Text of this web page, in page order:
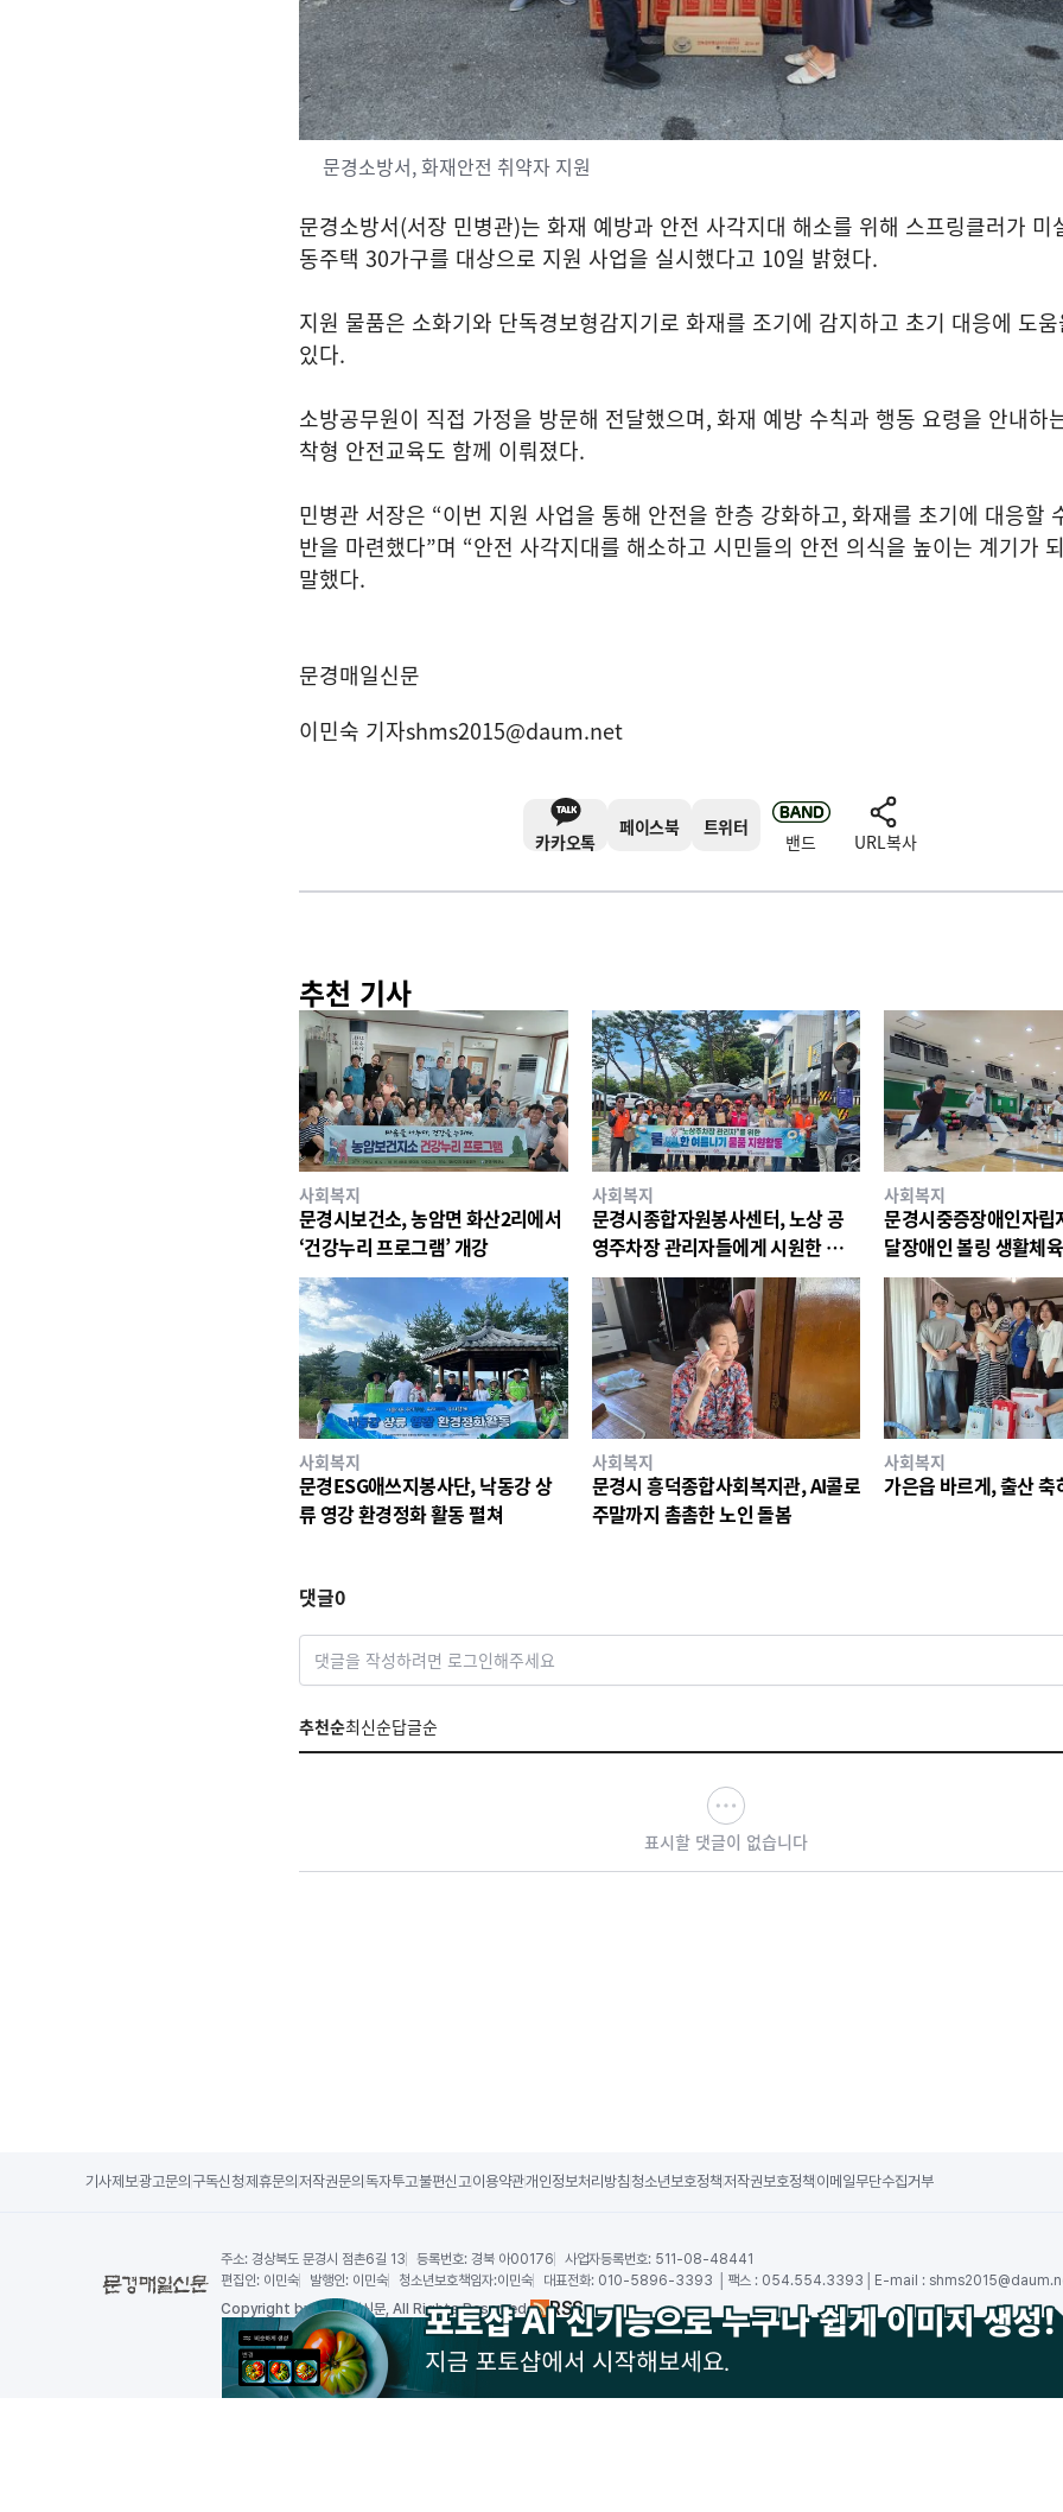
문경소방서, 화재안전 취약자 지원
문경소방서(서장 민병관)는 화재 예방과 안전 사각지대 해소를 위해 스프링클러가 미
동주택 30가구를 대상으로 지원 사업을 실시했다고 10일 밝혔다.
지원 물품은 소화기와 단독경보형감지기로 화재를 조기에 감지하고 초기 대응에 도
있다.
소방공무원이 직접 가정을 방문해 전달했으며,화재 예방 수칙과 행동 요령을 안내하
착형 안전교육도 함께 이뤄졌다.
민병관 서장은 “이번 지원 사업을 통해 안전을 한층 강화하고,화재를 초기에 대응할
반을 마련했다”며 “안전 사각지대를 해소하고 시민들의 안전 의식을 높이는 계기가
말했다.
문경매일신문
이민숙 기자shms2015@daum.net
카카오톡
페이스북 트위터
밴드 URL복사
추천 기사
사회복지
문경시보건소, 농암면 화산2리에서
‘건강누리 프로그램’ 개강
사회복지
문경시종합자원봉사센터, 노상 공
영주차장 관리자들에게 시원한 물품
지원
사회복지
문경시중증장애인자립
달장애인 볼링 생활체
사회복지
문경ESG애쓰지봉사단, 낙동강 상
류 영강 환경정화 활동 펼쳐
사회복지
문경시 흥덕종합사회복지관, AI콜로
주말까지 촘촘한 노인 돌봄
사회복지
가은읍 바르게, 출산 축
댓글0
댓글을 작성하려면 로그인해주세요
추천순최신순답글순
표시할 댓글이 없습니다
기사제보광고문의 구독신청제휴문의 저작권문의 독자투고불편신고이용약관개인정보처리방침 청소년보호정책저작권보호정책 이메일무단수집거부
주소: 경상북도 문경시 점촌6길 13 등록번호: 경북 아00176 사업자등록번호: 511-08-48441
편집인: 이민숙 발행인: 이민숙 청소년보호책임자:이민숙 대표전화: 010-5896-3393 │팩스 : 054.554.3393│E-mail :
Copyright by 문경매일신문, All Rights Reserved. RSS